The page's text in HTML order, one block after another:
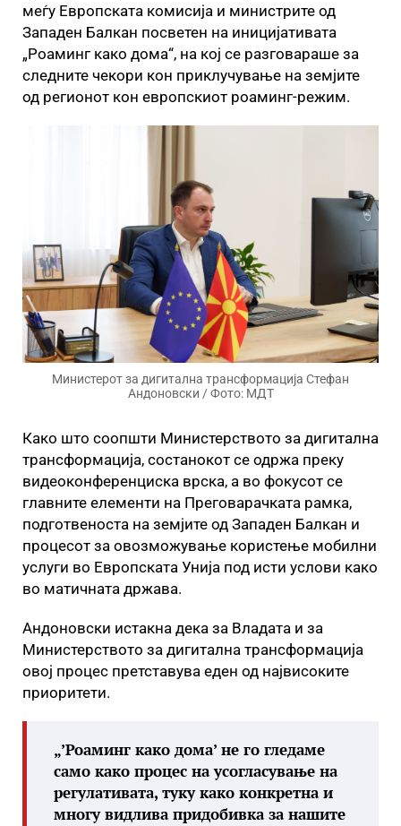
меѓу Европската комисија и министрите од
Западен Балкан посветен на иницијативата
„Роаминг како дома“, на кој се разговараше за
следните чекори кон приклучување на земјите
од регионот кон европскиот роаминг-режим.
Министерот за дигитална трансформација Стефан
Андоновски / Фото: МДТ
Како што соопшти Министерството за дигитална
трансформација, состанокот се одржа преку
видеоконференциска врска, а во фокусот се
главните елементи на Преговарачката рамка,
подготвеноста на земјите од Западен Балкан и
процесот за овозможување користење мобилни
услуги во Европската Унија под исти услови како
во матичната држава.
Андоновски истакна дека за Владата и за
Министерството за дигитална трансформација
овој процес претставува еден од највисоките
приоритети.
„’Роаминг како дома’ не го гледаме
само како процес на усогласување на
регулативата, туку како конкретна и
многу видлива придобивка за нашите